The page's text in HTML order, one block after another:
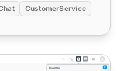
CustomerService
أفضل 15 بديل لـ Zendesk في عام 2025